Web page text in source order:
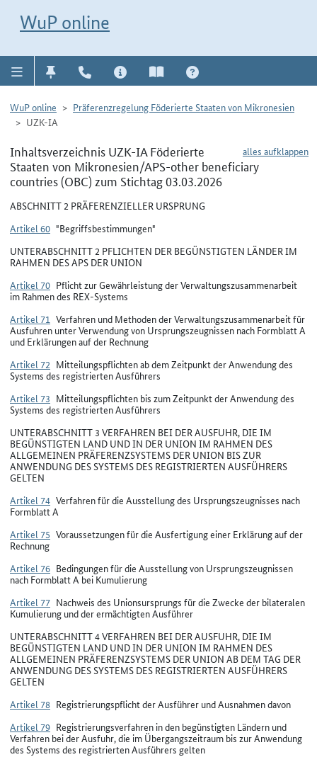
WuP online
WuP online
Präferenzregelung Föderierte Staaten von Mikronesien
UZK-IA
alles aufklappen
Inhaltsverzeichnis UZK-IA Föderierte
Staaten von Mikronesien/APS-other beneficiary
countries (OBC) zum Stichtag 03.03.2026
ABSCHNITT 2 PRÄFERENZIELLER URSPRUNG
Artikel 60 "Begriffsbestimmungen"
UNTERABSCHNITT 2 PFLICHTEN DER BEGÜNSTIGTEN LÄNDER IM
RAHMEN DES APS DER UNION
Artikel 70 Pflicht zur Gewährleistung der Verwaltungszusammenarbeit
im Rahmen des REX-Systems
Artikel 71 Verfahren und Methoden der Verwaltungszusammenarbeit für
Ausfuhren unter Verwendung von Ursprungszeugnissen nach Formblatt A
und Erklärungen auf der Rechnung
Artikel 72 Mitteilungspflichten ab dem Zeitpunkt der Anwendung des
Systems des registrierten Ausführers
Artikel 73 Mitteilungspflichten bis zum Zeitpunkt der Anwendung des
Systems des registrierten Ausführers
UNTERABSCHNITT 3 VERFAHREN BEI DER AUSFUHR, DIE IM
BEGÜNSTIGTEN LAND UND IN DER UNION IM RAHMEN DES
ALLGEMEINEN PRÄFERENZSYSTEMS DER UNION BIS ZUR
ANWENDUNG DES SYSTEMS DES REGISTRIERTEN AUSFÜHRERS
GELTEN
Artikel 74 Verfahren für die Ausstellung des Ursprungszeugnisses nach
Formblatt A
Artikel 75 Voraussetzungen für die Ausfertigung einer Erklärung auf der
Rechnung
Artikel 76 Bedingungen für die Ausstellung von Ursprungszeugnissen
nach Formblatt A bei Kumulierung
Artikel 77 Nachweis des Unionsursprungs für die Zwecke der bilateralen
Kumulierung und der ermächtigten Ausführer
UNTERABSCHNITT 4 VERFAHREN BEI DER AUSFUHR, DIE IM
BEGÜNSTIGTEN LAND UND IN DER UNION IM RAHMEN DES
ALLGEMEINEN PRÄFERENZSYSTEMS DER UNION AB DEM TAG DER
ANWENDUNG DES SYSTEMS DES REGISTRIERTEN AUSFÜHRERS
GELTEN
Artikel 78 Registrierungspflicht der Ausführer und Ausnahmen davon
Artikel 79 Registrierungsverfahren in den begünstigten Ländern und
Verfahren bei der Ausfuhr, die im Übergangszeitraum bis zur Anwendung
des Systems des registrierten Ausführers gelten